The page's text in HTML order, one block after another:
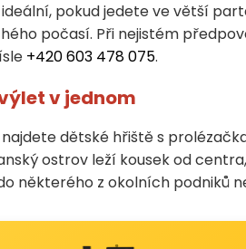
pokud jedete ve větší
počasí. Při nejistém
+420 603 478 075.
v jednom
dětské hřiště s
ostrov leží kousek od
některého z okolních podniků